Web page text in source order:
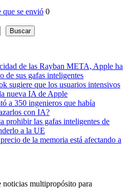
que se envió 0
Buscar
de las Rayban META, Apple ha
de sus gafas inteligentes
sugiere que los usuarios intensivos
nueva IA de Apple
a 350 ingenieros que había
con IA?
prohibir las gafas inteligentes de
a la UE
de la memoria está afectando a
multipropósito para